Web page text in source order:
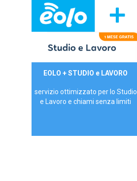
29,90€/mese
EOLO + STUDIO e LAVORO
servizio ottimizzato per lo Studio
e Lavoro e chiami senza limiti